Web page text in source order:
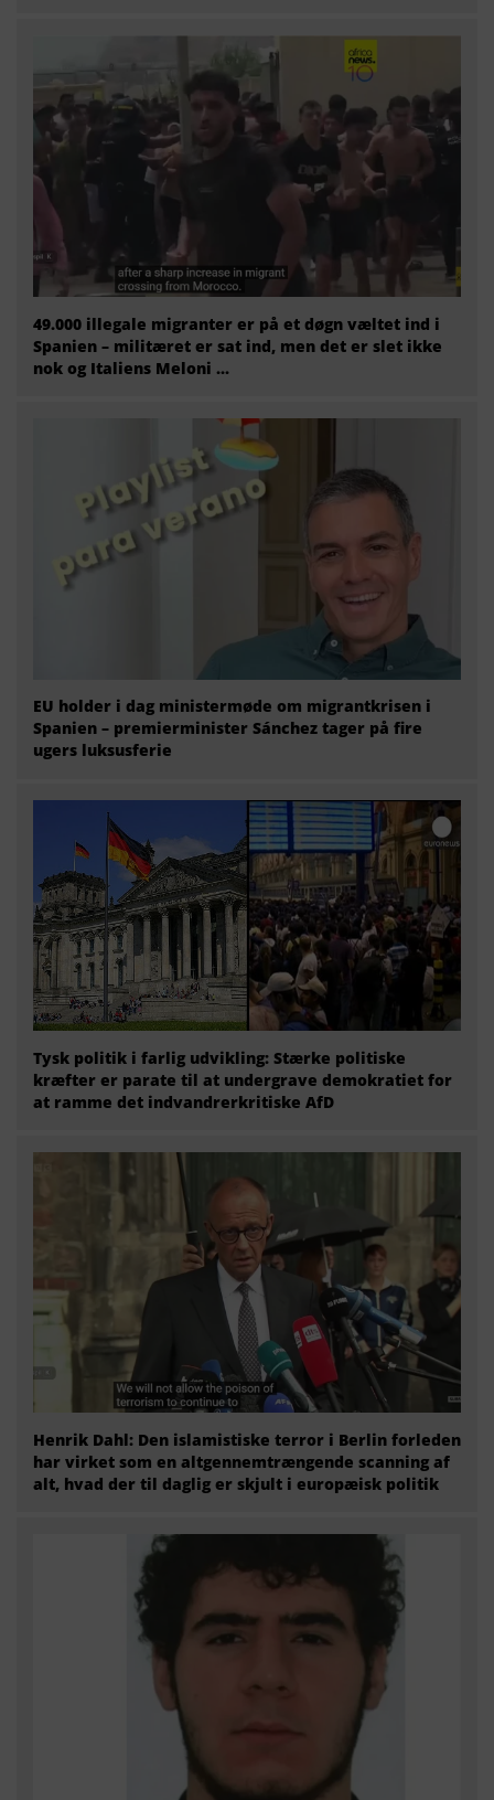
49.000 illegale migranter er på et døgn væltet ind i
Spanien – militæret er sat ind, men det er slet ikke
nok og Italiens Meloni ...
EU holder i dag ministermøde om migrantkrisen i
Spanien – premierminister Sánchez tager på fire
ugers luksusferie
Tysk politik i farlig udvikling: Stærke politiske
kræfter er parate til at undergrave demokratiet for
at ramme det indvandrerkritiske AfD
Henrik Dahl: Den islamistiske terror i Berlin forleden
har virket som en altgennemtrængende scanning af
alt, hvad der til daglig er skjult i europæisk politik